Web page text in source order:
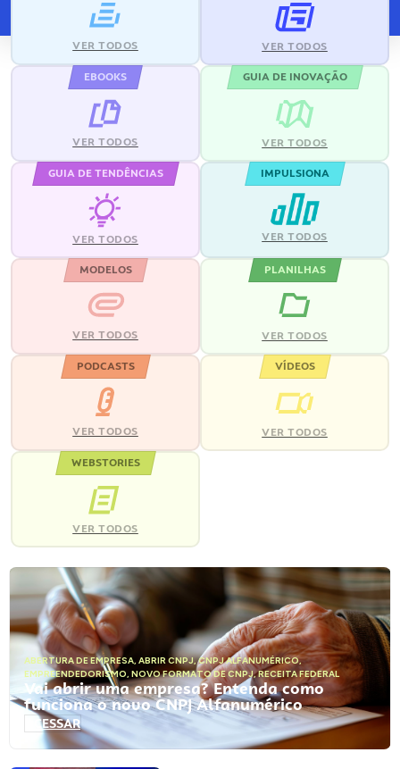
VER TODOS VER TODOS
EBOOKS
VER TODOS
GUIA DE INOVAÇÃO
VER TODOS
GUIA DE TENDÊNCIAS
VER TODOS
IMPULSIONA
VER TODOS
MODELOS
VER TODOS
PLANILHAS
VER TODOS
PODCASTS
VER TODOS
VÍDEOS
VER TODOS
WEBSTORIES
VER TODOS
ABERTURA DE EMPRESA, ABRIR CNPJ,CNPJ ALFANUMÉRICO,
EMPREENDEDORISMO, NOVO FORMATO DE CNPJ,RECEITA FEDERAL
Vai abrir uma empresa? Entenda como
funciona o novo CNPJ Alfanumérico
ACESSAR